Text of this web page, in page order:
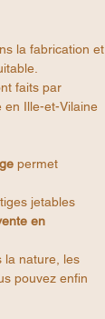
la fabrication et
faits par
en Ille-et-Vilaine
permet
jetables
en
la nature, les
pouvez enfin